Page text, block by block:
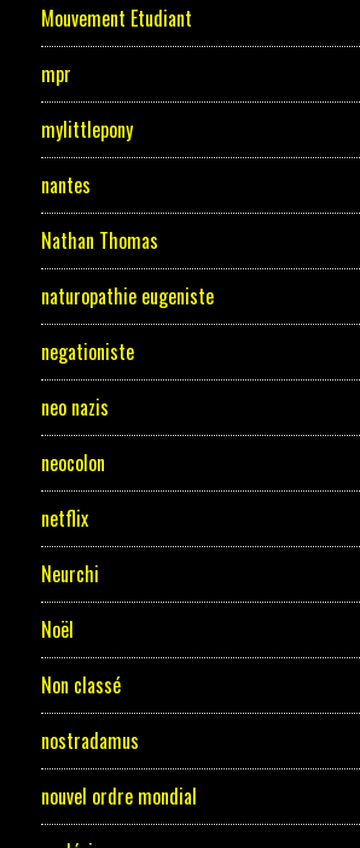
Mouvement Etudiant
mpr
mylittlepony
nantes
Nathan Thomas
naturopathie eugeniste
negationiste
neo nazis
neocolon
netflix
Neurchi
Noël
Non classé
nostradamus
nouvel ordre mondial